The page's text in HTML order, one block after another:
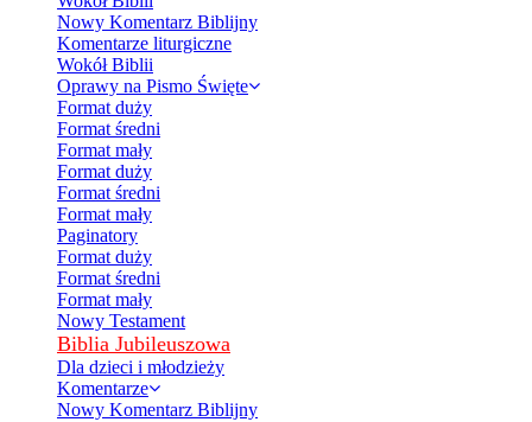
Nowy Komentarz Biblijny
Komentarze liturgiczne
Wokół Biblii
Oprawy na Pismo Święte
Format duży
Format średni
Format mały
Format duży
Format średni
Format mały
Paginatory
Format duży
Format średni
Format mały
Nowy Testament
Biblia Jubileuszowa
Dla dzieci i młodzieży
Komentarze
Nowy Komentarz Biblijny